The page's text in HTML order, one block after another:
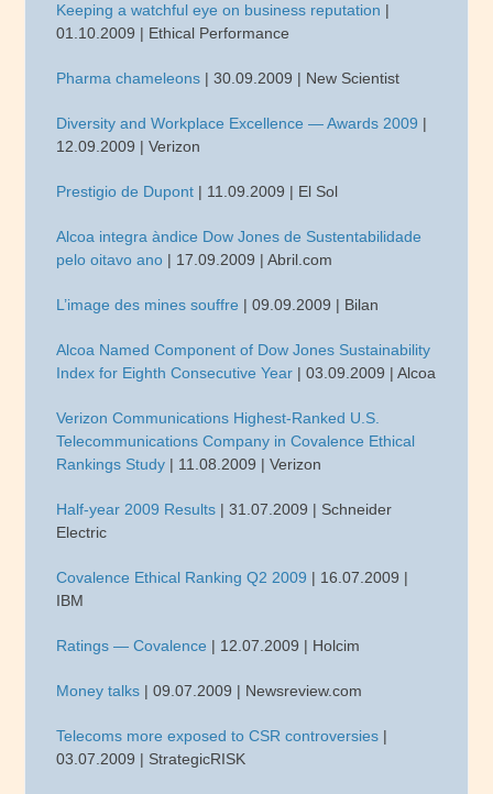
Keeping a watchful eye on business reputation |
01.10.2009 | Ethical Performance
Pharma chameleons | 30.09.2009 | New Scientist
Diversity and Workplace Excellence — Awards 2009 |
12.09.2009 | Verizon
Prestigio de Dupont | 11.09.2009 | El Sol
Alcoa integra à­ndice Dow Jones de Sustentabilidade
pelo oitavo ano | 17.09.2009 | Abril.com
L’image des mines souffre | 09.09.2009 | Bilan
Alcoa Named Component of Dow Jones Sustainability
Index for Eighth Consecutive Year | 03.09.2009 | Alcoa
Verizon Communications Highest-Ranked U.S.
Telecommunications Company in Covalence Ethical
Rankings Study | 11.08.2009 | Verizon
Half-year 2009 Results | 31.07.2009 | Schneider
Electric
Covalence Ethical Ranking Q2 2009 | 16.07.2009 |
IBM
Ratings — Covalence | 12.07.2009 | Holcim
Money talks | 09.07.2009 | Newsreview.com
Telecoms more exposed to CSR controversies |
03.07.2009 | StrategicRISK